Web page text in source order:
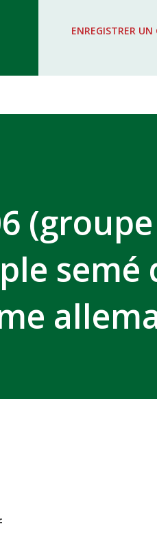
ENREGISTRER
semé